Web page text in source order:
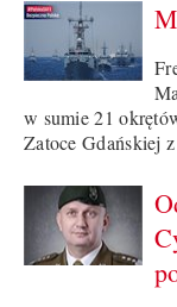
w sumie 21
Zatoce Gdańskiej